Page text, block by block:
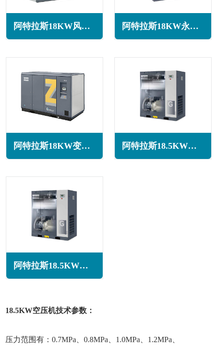
阿特拉斯18KW风冷无油旋齿空压机ZT18系列 阿特拉斯18KW永磁变频空压机GA18 VSD+系列
阿特拉斯18KW变频无油旋齿空压机ZT18系列 阿特拉斯18.5KW激光切割空压机G18系列
阿特拉斯18.5KW激光配套空压机GA18+系列
18.5KW空压机技术参数：
压力范围有：0.7MPa、0.8MPa、1.0MPa、1.2MPa、